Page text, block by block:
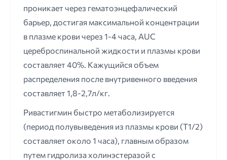
проникает через гематоэнцефалический
барьер, достигая максимальной концентрации
в плазме крови через 1-4 часа, AUC
цереброспинальной жидкости и плазмы крови
составляет 40%. Кажущийся объем
распределения после внутривенного введения
составляет 1,8-2,7л/кг.
Ривастигмин быстро метаболизируется
(период полувыведения из плазмы крови (Т1/2)
составляет около 1 часа), главным образом
путем гидролиза холинэстеразой с